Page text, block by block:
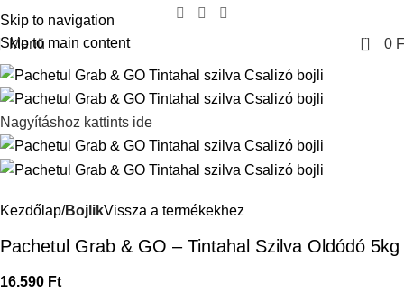
Skip to navigation
Skip to main content
Menü 0 0
Nagyításhoz kattints ide
Kezdőlap BojlikVissza a termékekhez
Pachetul Grab & GO – Tintahal Szilva Oldódó 5kg
16.590 Ft